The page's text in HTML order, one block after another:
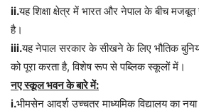
ii.यह शिक्षा क्षेत्र में भारत और नेपाल के बीच
है।
iii.यह नेपाल सरकार के सीखने के लिए भौतिक
को पूरा करता है, विशेष रूप से पब्लिक स्कूलों में।
नए स्कूल भवन के बारे में:
i.भीमसेन आदर्श उच्चतर माध्यमिक विद्यालय का